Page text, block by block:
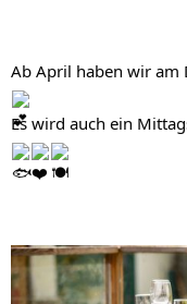
Ab April haben wir am
Es wird auch ein